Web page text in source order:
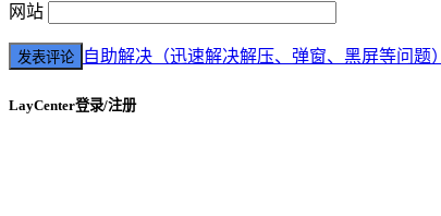
网站
自助解决（迅速解决解压、弹窗、黑屏等问题）
LayCenter登录/注册